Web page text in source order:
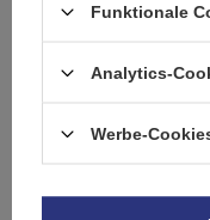
Mont Blanc AMC
212,49 €inkl. MwSt
Funktionale
Analytics-
Werbe-